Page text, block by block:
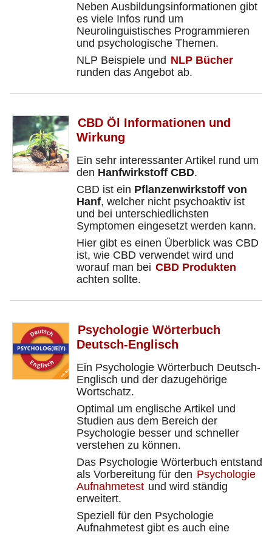
Neben Ausbildungsinformationen gibt
es viele Infos rund um
Neurolinguistisches Programmieren
und psychologische Themen.
NLP Beispiele und NLP Bücher
runden das Angebot ab.
CBD Öl Informationen und
Wirkung
Ein sehr interessanter Artikel rund um
den Hanfwirkstoff CBD.
CBD ist ein Pflanzenwirkstoff von
Hanf, welcher nicht psychoaktiv ist
und bei unterschiedlichsten
Symptomen eingesetzt werden kann.
Hier gibt es einen Überblick was CBD
ist, wie CBD verwendet wird und
worauf man bei CBD Produkten
achten sollte.
Psychologie Wörterbuch
Deutsch-Englisch
Ein Psychologie Wörterbuch Deutsch-
Englisch und der dazugehörige
Wortschatz.
Optimal um englische Artikel und
Studien aus dem Bereich der
Psychologie besser und schneller
verstehen zu können.
Das Psychologie Wörterbuch entstand
als Vorbereitung für den Psychologie
Aufnahmetest und wird ständig
erweitert.
Speziell für den Psychologie
Aufnahmetest gibt es auch eine